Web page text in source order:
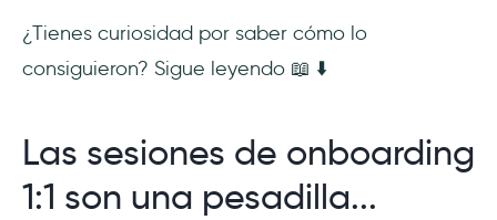
¿Tienes curiosidad por saber cómo lo
consiguieron? Sigue leyendo 📖 ⬇️
Las sesiones de onboarding
1:1 son una pesadilla...